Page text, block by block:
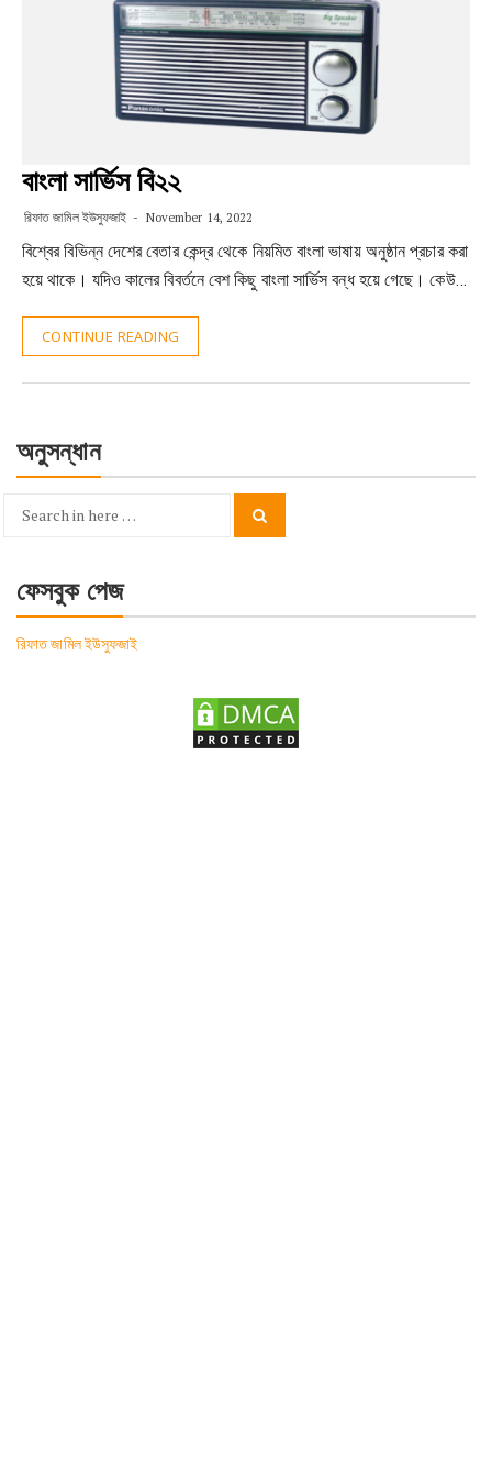
বাংলা সার্ভিস বি২২
রিফাত জামিল ইউসুফজাই November 14, 2022
বিশ্বের বিভিন্ন দেশের বেতার কেন্দ্র থেকে নিয়মিত বাংলা ভাষায় অনুষ্ঠান প্রচার করা
হয়ে থাকে। যদিও কালের বিবর্তনে বেশ কিছু বাংলা সার্ভিস বন্ধ হয়ে গেছে। কেউ…
CONTINUE READING
অনুসন্ধান
Search
ফেসবুক পেজ
রিফাত জামিল ইউসুফজাই